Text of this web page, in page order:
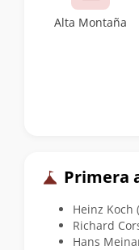
Alta Montaña
Primera
Heinz Koch
Richard
Hans